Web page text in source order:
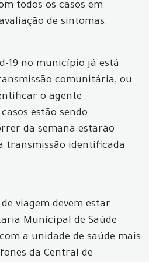
todos os casos em
de sintomas.
19 no município já está
comunitária, ou
o agente
estão sendo
da semana estarão
transmissão identificada
viagem devem estar
Municipal de Saúde
a unidade de saúde mais
da Central de